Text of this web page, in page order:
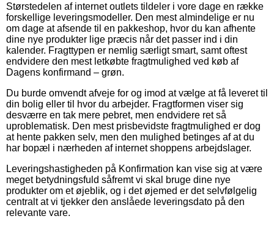
Størstedelen af internet outlets tildeler i vore dage en række
forskellige leveringsmodeller. Den mest almindelige er nu
om dage at afsende til en pakkeshop, hvor du kan afhente
dine nye produkter lige præcis når det passer ind i din
kalender. Fragttypen er nemlig særligt smart, samt oftest
endvidere den mest letkøbte fragtmulighed ved køb af
Dagens konfirmand – grøn.
Du burde omvendt afveje for og imod at vælge at få leveret til
din bolig eller til hvor du arbejder. Fragtformen viser sig
desværre en tak mere pebret, men endvidere ret så
uproblematisk. Den mest prisbevidste fragtmulighed er dog
at hente pakken selv, men den mulighed betinges af at du
har bopæl i nærheden af internet shoppens arbejdslager.
Leveringshastigheden på Konfirmation kan vise sig at være
meget betydningsfuld såfremt vi skal bruge dine nye
produkter om et øjeblik, og i det øjemed er det selvfølgelig
centralt at vi tjekker den anslåede leveringsdato på den
relevante vare.